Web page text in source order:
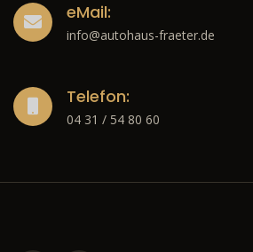
eMail:
info@autohaus-fraeter.de
Telefon:
04 31 / 54 80 60